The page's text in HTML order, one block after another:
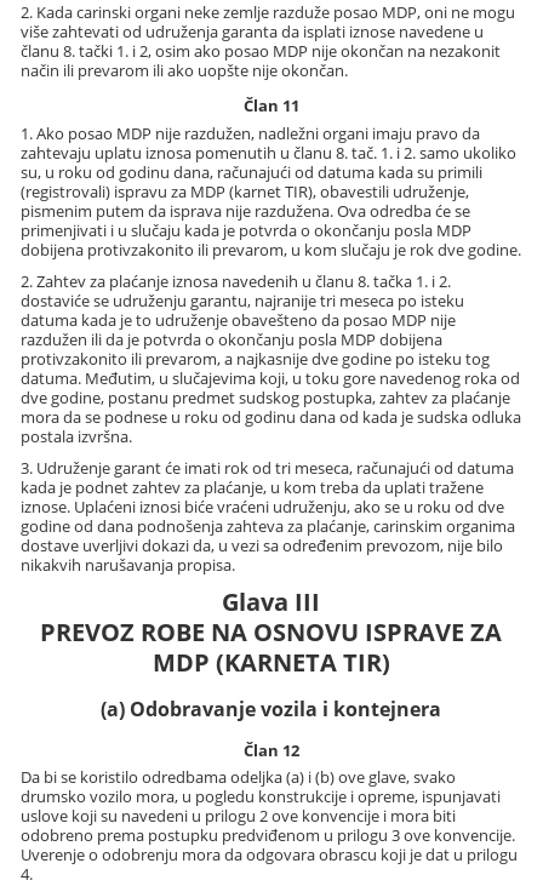
2. Kada carinski organi neke zemlje razduže posao MDP, oni ne mogu
više zahtevati od udruženja garanta da isplati iznose navedene u
članu 8. tački 1. i 2, osim ako posao MDP nije okončan na nezakonit
način ili prevarom ili ako uopšte nije okončan.
Član 11
1. Ako posao MDP nije razdužen, nadležni organi imaju pravo da
zahtevaju uplatu iznosa pomenutih u članu 8. tač. 1. i 2. samo ukoliko
su, u roku od godinu dana, računajući od datuma kada su primili
(registrovali) ispravu za MDP (karnet TIR), obavestili udruženje,
pismenim putem da isprava nije razdužena. Ova odredba će se
primenjivati i u slučaju kada je potvrda o okončanju posla MDP
dobijena protivzakonito ili prevarom, u kom slučaju je rok dve godine.
2. Zahtev za plaćanje iznosa navedenih u članu 8. tačka 1. i 2.
dostaviće se udruženju garantu, najranije tri meseca po isteku
datuma kada je to udruženje obavešteno da posao MDP nije
razdužen ili da je potvrda o okončanju posla MDP dobijena
protivzakonito ili prevarom, a najkasnije dve godine po isteku tog
datuma. Međutim, u slučajevima koji, u toku gore navedenog roka od
dve godine, postanu predmet sudskog postupka, zahtev za plaćanje
mora da se podnese u roku od godinu dana od kada je sudska odluka
postala izvršna.
3. Udruženje garant će imati rok od tri meseca, računajući od datuma
kada je podnet zahtev za plaćanje, u kom treba da uplati tražene
iznose. Uplaćeni iznosi biće vraćeni udruženju, ako se u roku od dve
godine od dana podnošenja zahteva za plaćanje, carinskim organima
dostave uverljivi dokazi da, u vezi sa određenim prevozom, nije bilo
nikakvih narušavanja propisa.
Glava III
PREVOZ ROBE NA OSNOVU ISPRAVE ZA
MDP (KARNETA TIR)
(a) Odobravanje vozila i kontejnera
Član 12
Da bi se koristilo odredbama odeljka (a) i (b) ove glave, svako
drumsko vozilo mora, u pogledu konstrukcije i opreme, ispunjavati
uslove koji su navedeni u prilogu 2 ove konvencije i mora biti
odobreno prema postupku predviđenom u prilogu 3 ove konvencije.
Uverenje o odobrenju mora da odgovara obrascu koji je dat u prilogu
4.